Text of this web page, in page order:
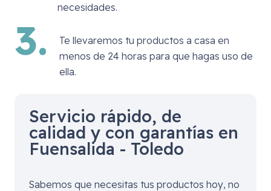
necesidades.
3.
Te llevaremos tu productos a casa en
menos de 24 horas para que hagas uso de
ella.
Servicio rápido, de
calidad y con garantías en
Fuensalida - Toledo
Sabemos que necesitas tus productos hoy, no